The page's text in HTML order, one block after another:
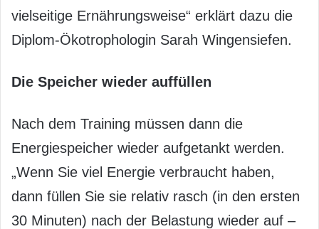
vielseitige Ernährungsweise“ erklärt dazu die
Diplom-Ökotrophologin Sarah Wingensiefen.
Die Speicher wieder auffüllen
Nach dem Training müssen dann die
Energiespeicher wieder aufgetankt werden.
„Wenn Sie viel Energie verbraucht haben,
dann füllen Sie sie relativ rasch (in den ersten
30 Minuten) nach der Belastung wieder auf –